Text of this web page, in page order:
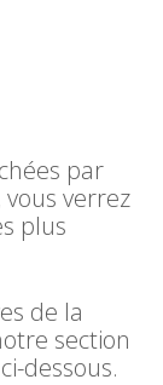
par
verrez
plus
de la
section
dessous.